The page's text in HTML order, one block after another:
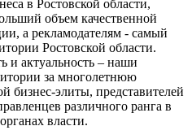
в Ростовской области,
объем качественной
а рекламодателям - самый
Ростовской области.
и актуальность – наши
за многолетнюю
бизнес-элиты, представителей
различного ранга в
власти.